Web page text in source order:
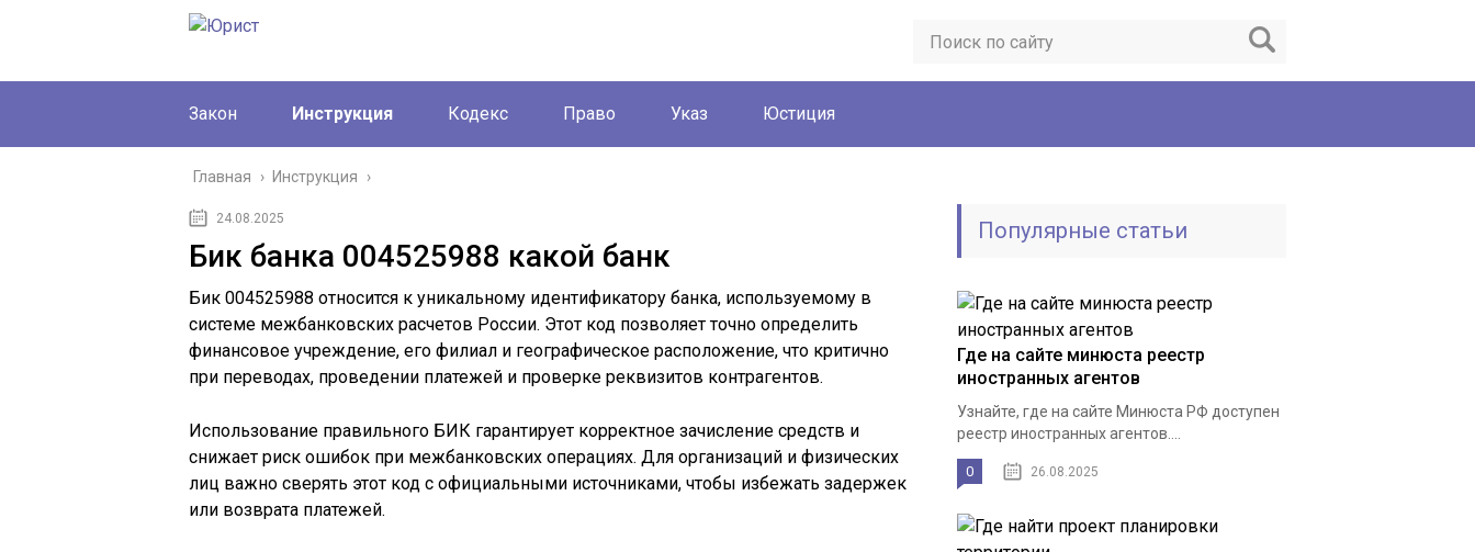
Закон Инструкция Кодекс Право Указ Юстиция
Главная › Инструкция ›
24.08.2025
Бик банка 004525988 какой банк
Бик 004525988 относится к уникальному идентификатору банка, используемому в
системе межбанковских расчетов России. Этот код позволяет точно определить
финансовое учреждение, его филиал и географическое расположение, что критично
при переводах, проведении платежей и проверке реквизитов контрагентов.
Использование правильного БИК гарантирует корректное зачисление средств и
снижает риск ошибок при межбанковских операциях. Для организаций и физических
лиц важно сверять этот код с официальными источниками, чтобы избежать задержек
или возврата платежей.
Популярные статьи
Где на сайте минюста реестр
иностранных агентов
Узнайте, где на сайте Минюста РФ доступен
реестр иностранных агентов....
0 26.08.2025